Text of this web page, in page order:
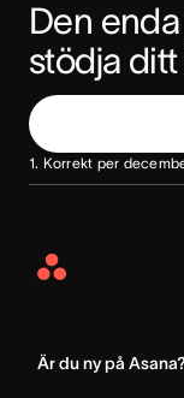
Den
stödja
1. Korrekt per
Asana
Är du ny på Asana?